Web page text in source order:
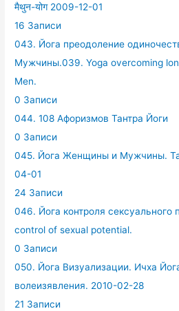
मैथुन-योग 2009-12-01
16 Записи
043. Йога преодоление
Мужчины.039. Yoga overcoming
Men.
0 Записи
044. 108 Афоризмов Тантра Йоги
0 Записи
045. Йога Женщины и Мужчины.
04-01
24 Записи
046. Йога контроля сексуального
control of sexual potential.
0 Записи
050. Йога Визуализации. Ичха
волеизявления. 2010-02-28
21 Записи